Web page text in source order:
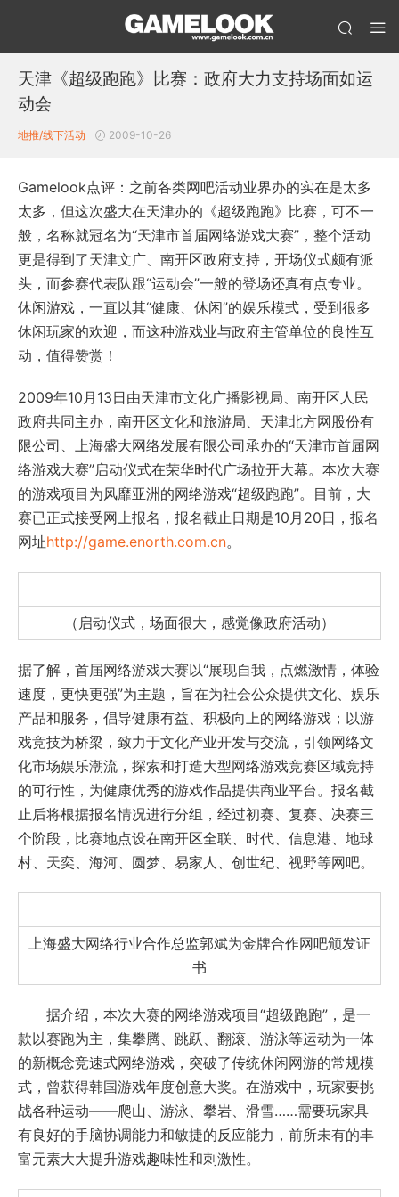
天津《超级跑跑》比赛：政府大力支持场面如运
动会
地推/线下活动 2009-10-26
Gamelook点评：之前各类网吧活动业界办的实在是太多
太多，但这次盛大在天津办的《超级跑跑》比赛，可不一
般，名称就冠名为“天津市首届网络游戏大赛”，整个活动
更是得到了天津文广、南开区政府支持，开场仪式颇有派
头，而参赛代表队跟“运动会”一般的登场还真有点专业。
休闲游戏，一直以其“健康、休闲”的娱乐模式，受到很多
休闲玩家的欢迎，而这种游戏业与政府主管单位的良性互
动，值得赞赏！
2009年10月13日由天津市文化广播影视局、南开区人民
政府共同主办，南开区文化和旅游局、天津北方网股份有
限公司、上海盛大网络发展有限公司承办的“天津市首届网
络游戏大赛”启动仪式在荣华时代广场拉开大幕。本次大赛
的游戏项目为风靡亚洲的网络游戏“超级跑跑”。目前，大
赛已正式接受网上报名，报名截止日期是10月20日，报名
网址http://game.enorth.com.cn。
（启动仪式，场面很大，感觉像政府活动）
据了解，首届网络游戏大赛以“展现自我，点燃激情，体验
速度，更快更强”为主题，旨在为社会公众提供文化、娱乐
产品和服务，倡导健康有益、积极向上的网络游戏；以游
戏竞技为桥梁，致力于文化产业开发与交流，引领网络文
化市场娱乐潮流，探索和打造大型网络游戏竞赛区域竞持
的可行性，为健康优秀的游戏作品提供商业平台。报名截
止后将根据报名情况进行分组，经过初赛、复赛、决赛三
个阶段，比赛地点设在南开区全联、时代、信息港、地球
村、天奕、海河、圆梦、易家人、创世纪、视野等网吧。
上海盛大网络行业合作总监郭斌为金牌合作网吧颁发证
书
据介绍，本次大赛的网络游戏项目“超级跑跑”，是一
款以赛跑为主，集攀腾、跳跃、翻滚、游泳等运动为一体
的新概念竞速式网络游戏，突破了传统休闲网游的常规模
式，曾获得韩国游戏年度创意大奖。在游戏中，玩家要挑
战各种运动——爬山、游泳、攀岩、滑雪……需要玩家具
有良好的手脑协调能力和敏捷的反应能力，前所未有的丰
富元素大大提升游戏趣味性和刺激性。